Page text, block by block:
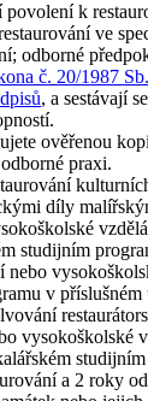
k
ve
odborné
č. 20/1987
, a sestávají
ověřenou
praxi.
díly
studijním
nebo
v
vysokoškolské
a 2 roky